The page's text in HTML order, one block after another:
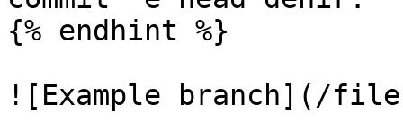
{% endhint %}